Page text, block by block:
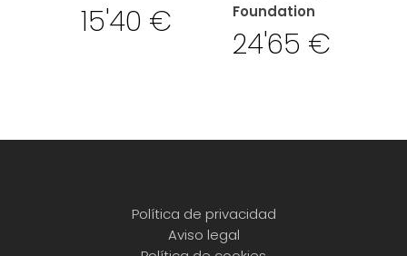
15'40 €
Foundation
24'65 €
Política de privacidad
Aviso legal